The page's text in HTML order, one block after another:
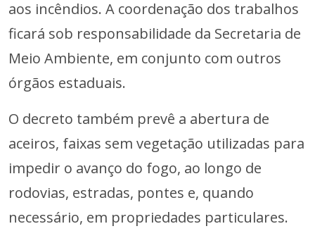
aos incêndios. A coordenação dos trabalhos
ficará sob responsabilidade da Secretaria de
Meio Ambiente, em conjunto com outros
órgãos estaduais.
O decreto também prevê a abertura de
aceiros, faixas sem vegetação utilizadas para
impedir o avanço do fogo, ao longo de
rodovias, estradas, pontes e, quando
necessário, em propriedades particulares.